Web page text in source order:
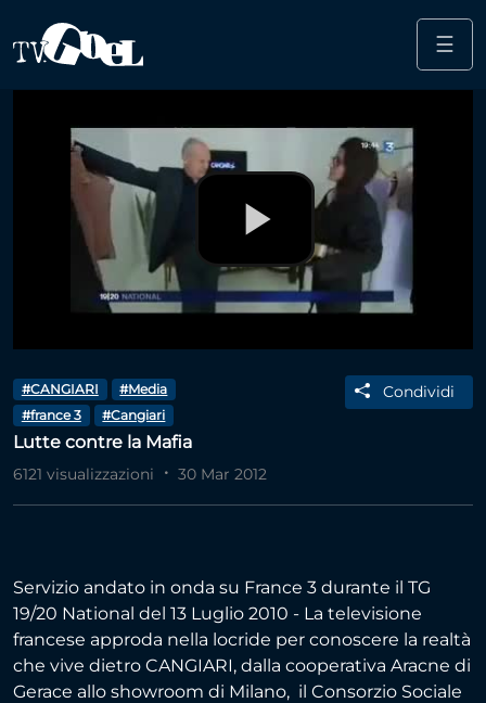
Salta al contenuto principale
☰
Play
Video
#CANGIARI
#Media
#france 3
#Cangiari
Condividi
Lutte contre la Mafia
6121 visualizzazioni 30 Mar 2012
Servizio andato in onda su France 3 durante il TG
19/20 National del 13 Luglio 2010 - La televisione
francese approda nella locride per conoscere la realtà
che vive dietro CANGIARI, dalla cooperativa Aracne di
Gerace allo showroom di Milano, il Consorzio Sociale